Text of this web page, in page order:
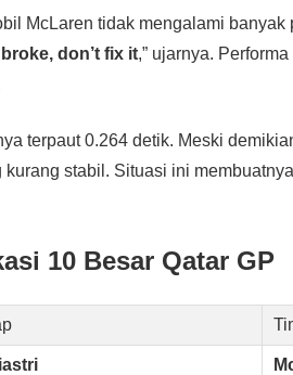
McLaren tidak mengalami banyak
broke, don’t fix it,” ujarnya.
terpaut 0.264 detik. Meski
stabil. Situasi ini
10 Besar Qatar GP